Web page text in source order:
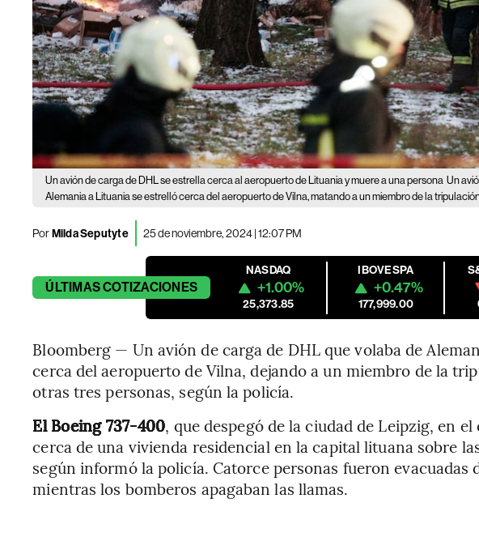
Un avión de carga de DHL se estrella cerca al aeropuerto de Lituania y muere a una persona Un
Alemania a Lituania se estrelló cerca del aeropuerto de Vilna, matando a un miembro de la
PorMilda Seputyte 25 de noviembre, 2024 | 12:07 PM
ÚLTIMASCOTIZACIONES
NASDAQ
+1.00%
25,373.85
IBOVESPA
+0.47%
177,999.00
Bloomberg — Un avión de carga de DHL que volaba de
cerca del aeropuerto de Vilna, dejando a un miembro de la
otras tres personas, según la policía.
El Boeing 737-400, que despegó de la ciudad de Leipzig, en
cerca de una vivienda residencial en la capital lituana sobre
según informó la policía. Catorce personas fueron evacuadas
mientras los bomberos apagaban las llamas.